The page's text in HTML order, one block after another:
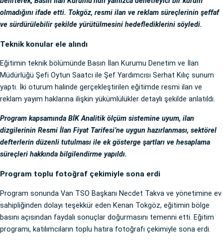
olmadığını ifade etti. Tokgöz, resmi ilan ve reklam süreçlerinin şeffaf
ve sürdürülebilir şekilde yürütülmesini hedeflediklerini söyledi.
Teknik konular ele alındı
Eğitimin teknik bölümünde Basın İlan Kurumu Denetim ve İlan
Müdürlüğü Şefi Oytun Saatcı ile Şef Yardımcısı Serhat Kılıç sunum
yaptı. İki oturum halinde gerçekleştirilen eğitimde resmi ilan ve
reklam yayım haklarına ilişkin yükümlülükler detaylı şekilde anlatıldı.
Program kapsamında BİK Analitik ölçüm sistemine uyum, ilan
dizgilerinin Resmi İlan Fiyat Tarifesi’ne uygun hazırlanması, sektörel
defterlerin düzenli tutulması ile ek gösterge şartları ve hesaplama
süreçleri hakkında bilgilendirme yapıldı.
Program toplu fotoğraf çekimiyle sona erdi
Program sonunda Van TSO Başkanı Necdet Takva ve yönetimine ev
sahipliğinden dolayı teşekkür eden Kenan Tokgöz, eğitimin bölge
basını açısından faydalı sonuçlar doğurmasını temenni etti. Eğitim
programı, katılımcıların toplu hatıra fotoğrafı çekimiyle sona erdi.